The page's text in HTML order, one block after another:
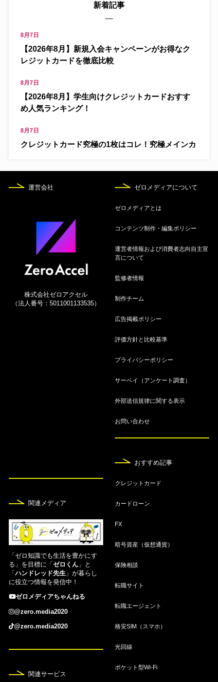
新着記事
8月7日
【2026年8月】新規入会キャンペーンがお得なク
レジットカードを徹底比較
8月7日
【2026年8月】学生向けクレジットカードおすす
め人気ランキング！
8月7日
クレジットカード究極の1枚はコレ！究極メインカ
海外旅行保険付きおすすめクレジットカード13
選！自動付帯や使い方を解説
ゴールドカード人気おすすめ19選！年代別や年会
費無料も紹介
8月7日
スパ最強候補ランキング
クレジットカードおすすめ人気ランキング36選！
【2026年8月最新】クレジットカード最強の2枚の
仮想通貨取引所おすすめ16選！人気比較ランキン
空港ラウンジが無料のおすすめクレジットカード1
2選！使い方も紹介
8月7日
家族カードおすすめ20選！夫婦でお得な人気クレ
カを比較【2026年8月】
【2026年8月】PASMOオートチャージできるクレ
FX自動売買おすすめランキング！人気ツールや口
運営会社
株式会社ゼロアクセル
（法人番号：5011001133535）
ゼロメディアについて
ゼロメディアとは
コンテンツ制作・編集ポリシー
運営者情報および消費者志向自主宣
言について
監修者情報
制作チーム
広告掲載ポリシー
評価方針と比較基準
プライバシーポリシー
サーベイ（アンケート調査）
外部送信規律に関する表示
お問い合わせ
おすすめ記事
クレジットカード
カードローン
FX
暗号資産（仮想通貨）
保険相談
転職サイト
転職エージェント
格安SIM（スマホ）
光回線
ポケット型Wi-Fi
関連メディア
「ゼロ知識でも生活を豊かにす
る」を目標に「 ゼロくん」と
「 ハンドレッド先生 」が暮らし
に役立つ情報を発信中！
ゼロメディアちゃんねる
@zero.media2020
@zero.media2020
関連サービス